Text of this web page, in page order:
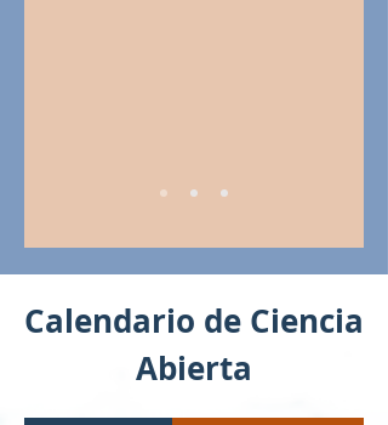
Calendario de Ciencia
Abierta